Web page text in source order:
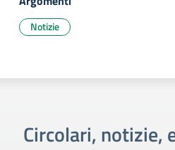
Notizie
Circolari, notizie,